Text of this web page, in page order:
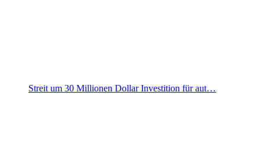
Streit um 30 Millionen Dollar Investition für aut…